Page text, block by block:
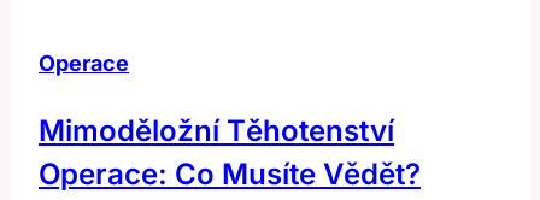
Operace
Mimoděložní Těhotenství
Operace: Co Musíte Vědět?